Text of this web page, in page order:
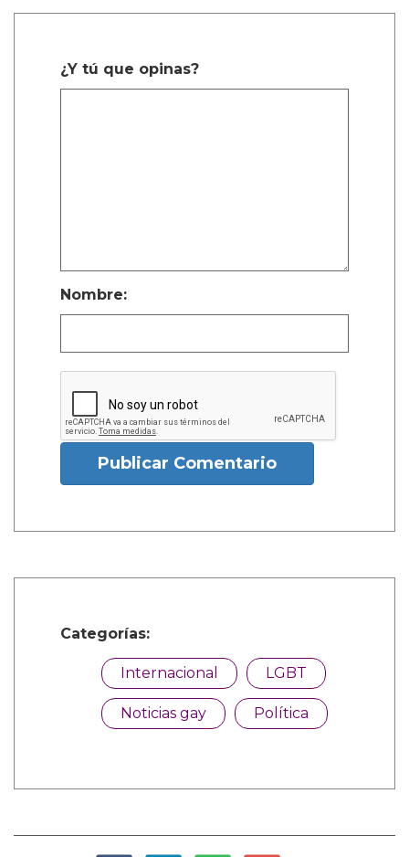
¿Y tú que opinas?
Nombre:
Publicar Comentario
Categorías:
Internacional LGBT
Noticias gay Política